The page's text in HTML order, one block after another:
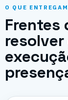
O QUE
Frentes